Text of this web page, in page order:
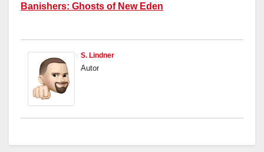
Banishers: Ghosts of New Eden
S. Lindner
Autor